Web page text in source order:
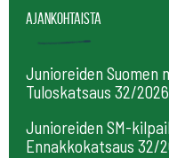
Ajankohtaista
Junioreiden Suomen
Tuloskatsaus 32/2026
Junioreiden SM-
Ennakkokatsaus 32/